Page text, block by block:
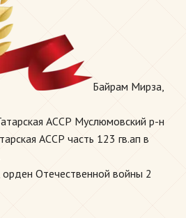
Байрам Мирза,
АССР Муслюмовский р-н
АССР часть 123 гв.ап в
Отечественной войны 2